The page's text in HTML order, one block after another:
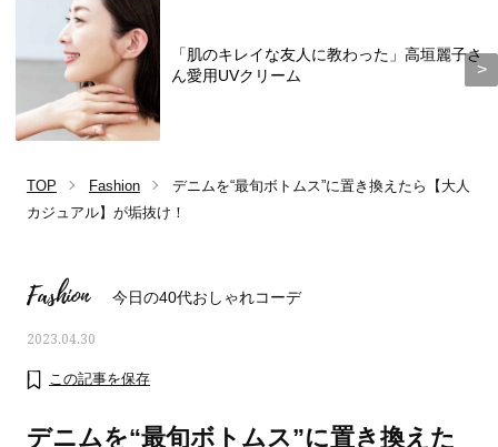
「肌のキレイな友人に教わった」高垣麗子さ
ん愛用UVクリーム
TOP Fashion
デニムを“最旬ボトムス”に置き換えたら【大人
カジュアル】が垢抜け！
Fashion 今日の40代おしゃれコーデ
2023.04.30
この記事を保存
デニムを“最旬ボトムス”に置き換えた